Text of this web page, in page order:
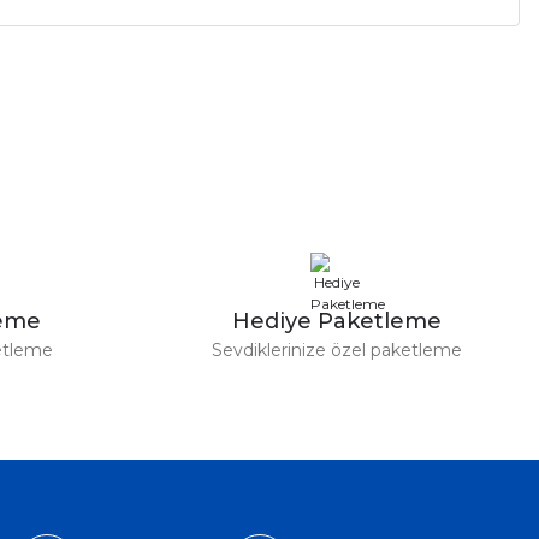
Hediye Paketleme
Sevdiklerinize özel paketleme